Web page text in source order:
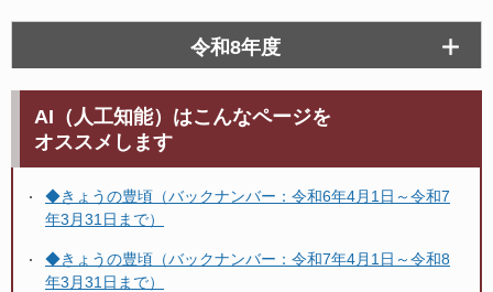
令和8年度
AI（人工知能）はこんなページを
オススメします
◆きょうの豊頃（バックナンバー：令和6年4月1日～令和7
年3月31日まで）
◆きょうの豊頃（バックナンバー：令和7年4月1日～令和8
年3月31日まで）